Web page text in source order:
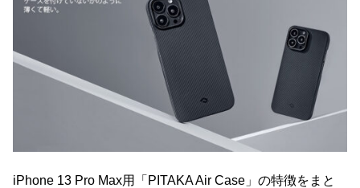
iPhone 13 Pro Max用「PITAKA Air Case」の特徴をまと